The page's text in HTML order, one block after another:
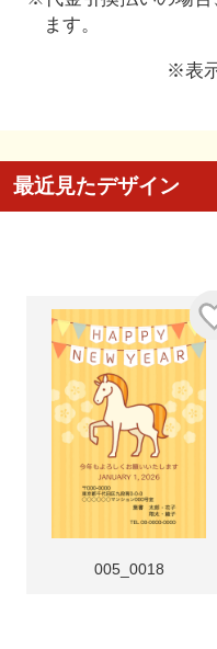
ます。
※表
最近見たデザイン
005_0018